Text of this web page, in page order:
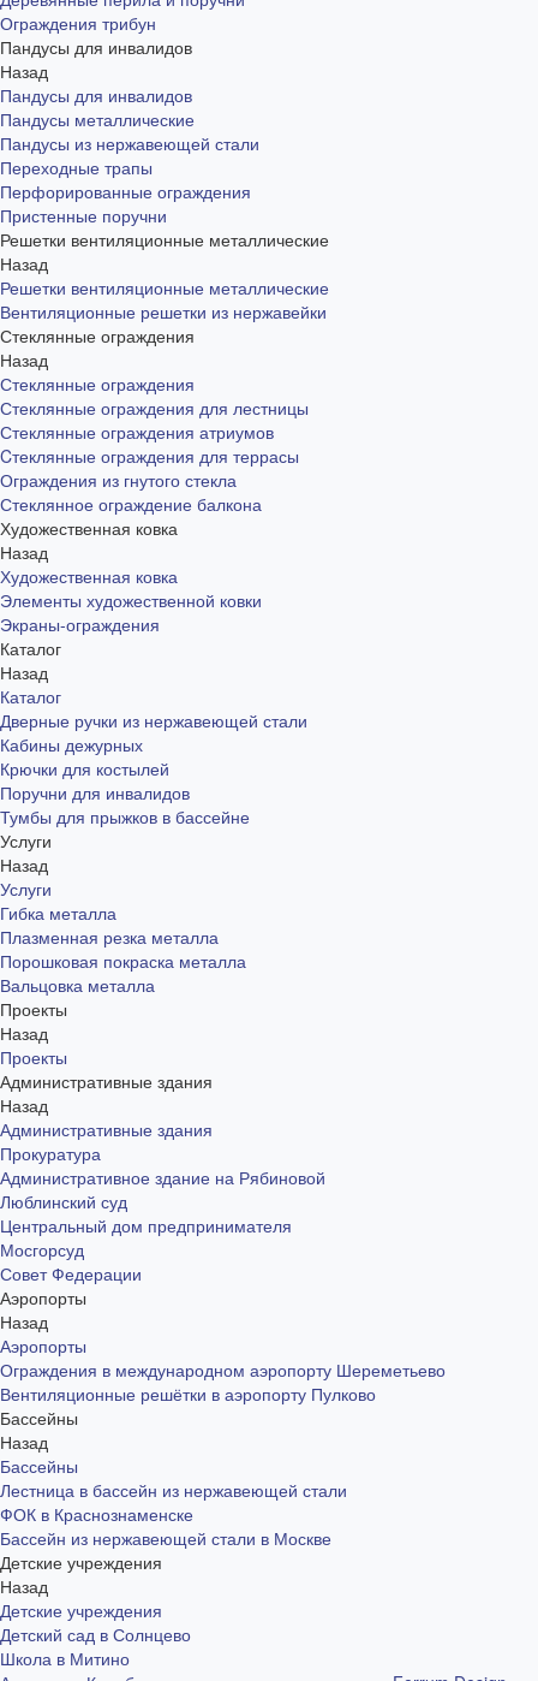
Ограждения трибун
Пандусы для инвалидов
Назад
Пандусы для инвалидов
Пандусы металлические
Пандусы из нержавеющей стали
Переходные трапы
Перфорированные ограждения
Пристенные поручни
Решетки вентиляционные металлические
Назад
Решетки вентиляционные металлические
Вентиляционные решетки из нержавейки
Стеклянные ограждения
Назад
Стеклянные ограждения
Стеклянные ограждения для лестницы
Стеклянные ограждения атриумов
Cтеклянные ограждения для террасы
Ограждения из гнутого стекла
Стеклянное ограждение балкона
Художественная ковка
Назад
Художественная ковка
Элементы художественной ковки
Экраны-ограждения
Каталог
Назад
Каталог
Дверные ручки из нержавеющей стали
Кабины дежурных
Крючки для костылей
Поручни для инвалидов
Тумбы для прыжков в бассейне
Услуги
Назад
Услуги
Гибка металла
Плазменная резка металла
Порошковая покраска металла
Вальцовка металла
Проекты
Назад
Проекты
Административные здания
Назад
Административные здания
Прокуратура
Административное здание на Рябиновой
Люблинский суд
Центральный дом предпринимателя
Мосгорсуд
Совет Федерации
Аэропорты
Назад
Аэропорты
Ограждения в международном аэропорту Шереметьево
Вентиляционные решётки в аэропорту Пулково
Бассейны
Назад
Бассейны
Лестница в бассейн из нержавеющей стали
ФОК в Краснознаменске
Бассейн из нержавеющей стали в Москве
Детские учреждения
Назад
Детские учреждения
Детский сад в Солнцево
Школа в Митино